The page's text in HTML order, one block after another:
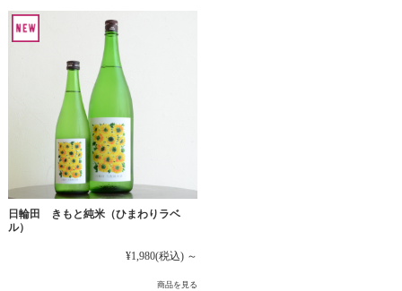
日輪田 きもと純米（ひまわりラベ
ル）
¥1,980(税込) ～
商品を見る